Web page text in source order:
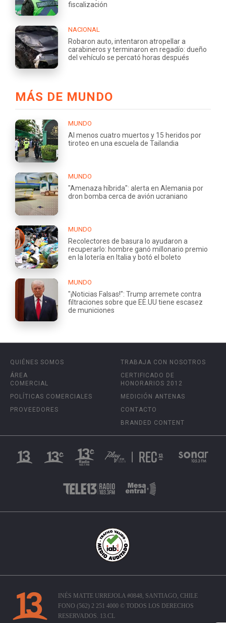
fiscalización
NACIONAL
Robaron auto, intentaron atropellar a
carabineros y terminaron en regadío: dueño
del vehículo se percató horas después
MÁS DE MUNDO
MUNDO
Al menos cuatro muertos y 15 heridos por
tiroteo en una escuela de Tailandia
MUNDO
"Amenaza híbrida": alerta en Alemania por
dron bomba cerca de avión ucraniano
MUNDO
Recolectores de basura lo ayudaron a
recuperarlo: hombre ganó millonario premio
en la lotería en Italia y botó el boleto
MUNDO
"¡Noticias Falsas!": Trump arremete contra
filtraciones sobre que EE.UU tiene escasez
de municiones
QUIÉNES SOMOS
ÁREA
COMERCIAL
POLÍTICAS COMERCIALES
PROVEEDORES
TRABAJA CON NOSOTROS
CERTIFICADO DE
HONORARIOS 2012
MEDICIÓN ANTENAS
CONTACTO
BRANDED CONTENT
INÉS MATTE URREJOLA #0848, SANTIAGO, CHILE
FONO (562) 2 251 4000 © TODOS LOS DERECHOS
RESERVADOS. 13.CL